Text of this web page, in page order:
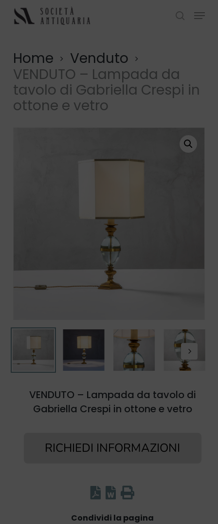
Skip
search
Menu
Home
Venduto
VENDUTO – Lampada da
tavolo di Gabriella Crespi in
ottone e vetro
VENDUTO – Lampada da tavolo di
Gabriella Crespi in ottone e vetro
RICHIEDI INFORMAZIONI
Condividi la pagina